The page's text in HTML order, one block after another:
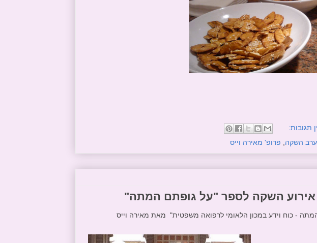
תגובות:
ערב השקה פרופ' מאירה וייס
- כוח וידע במכון הלאומי לרפואה משפטית" מאת מאירה וייס